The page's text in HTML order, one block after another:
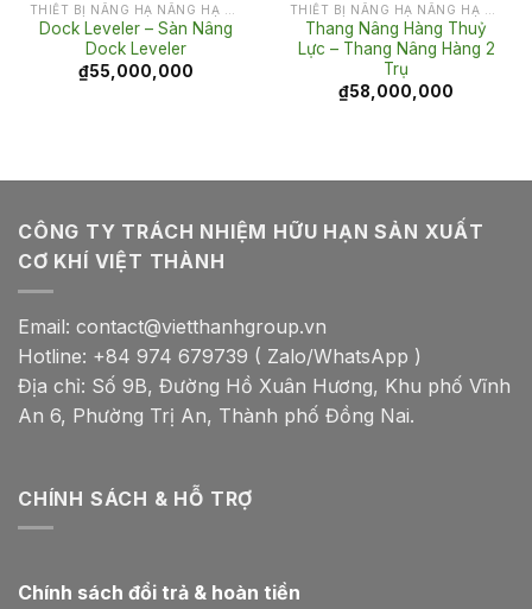
Dock Leveler – Sàn Nâng
Dock Leveler
₫55,000,000
Thang Nâng Hàng Thuỷ
Lực – Thang Nâng Hàng 2
Trụ
₫58,000,000
CÔNG TY TRÁCH NHIỆM HỮU HẠN SẢN XUẤT
CƠ KHÍ VIỆT THÀNH
Email: contact@vietthanhgroup.vn
Hotline: +84 974 679739 ( Zalo/WhatsApp )
Địa chỉ: Số 9B, Đường Hồ Xuân Hương, Khu phố Vĩnh
An 6, Phường Trị An, Thành phố Đồng Nai.
CHÍNH SÁCH & HỖ TRỢ
Chính sách đổi trả & hoàn tiền